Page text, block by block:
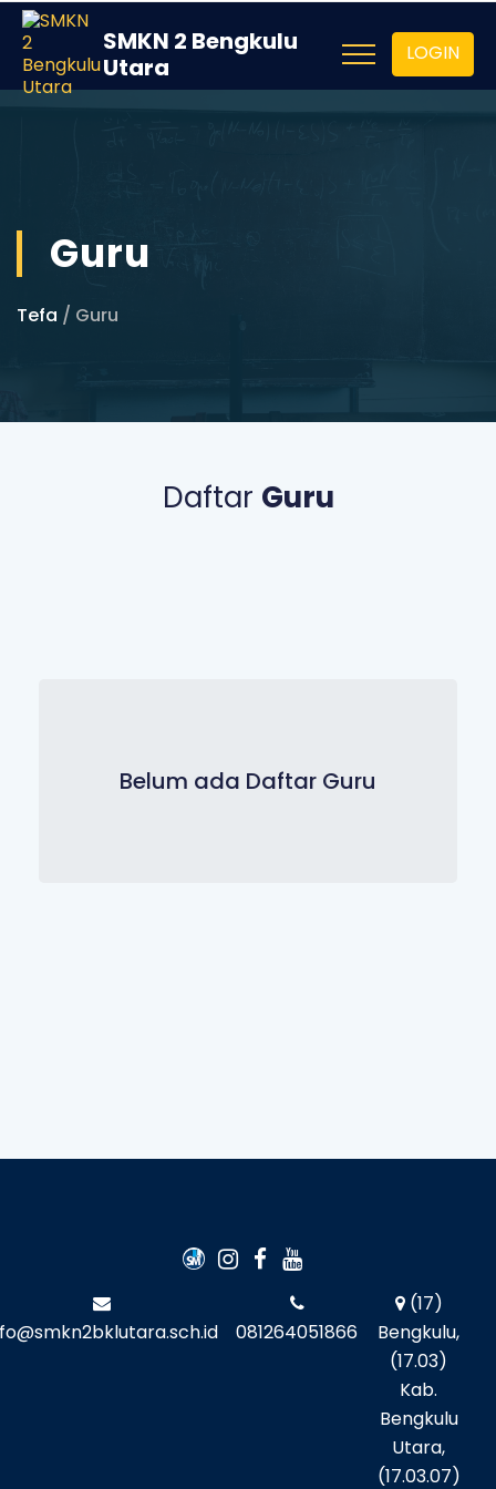
SMKN 2 Bengkulu
Utara
LOGIN
Guru
Tefa / Guru
Daftar Guru
Belum ada Daftar Guru
081264051866
(17)
Bengkulu,
(17.03)
Kab.
Bengkulu
Utara,
(17.03.07)